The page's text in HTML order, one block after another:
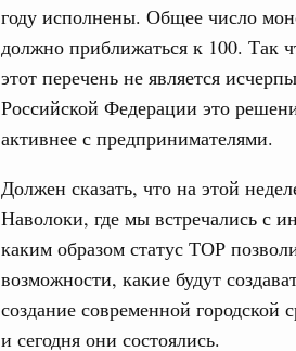
году исполнены. Общее число
должно приближаться к 100. Так
этот перечень не является
Российской Федерации это
активнее с предпринимателями.
Должен сказать, что на этой
Наволоки, где мы встречались с
каким образом статус ТОР
возможности, какие будут
создание современной
и сегодня они состоялись.